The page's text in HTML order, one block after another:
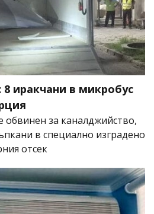
8 иракчани в микробус
за каналджийство,
в специално изградено
отсек